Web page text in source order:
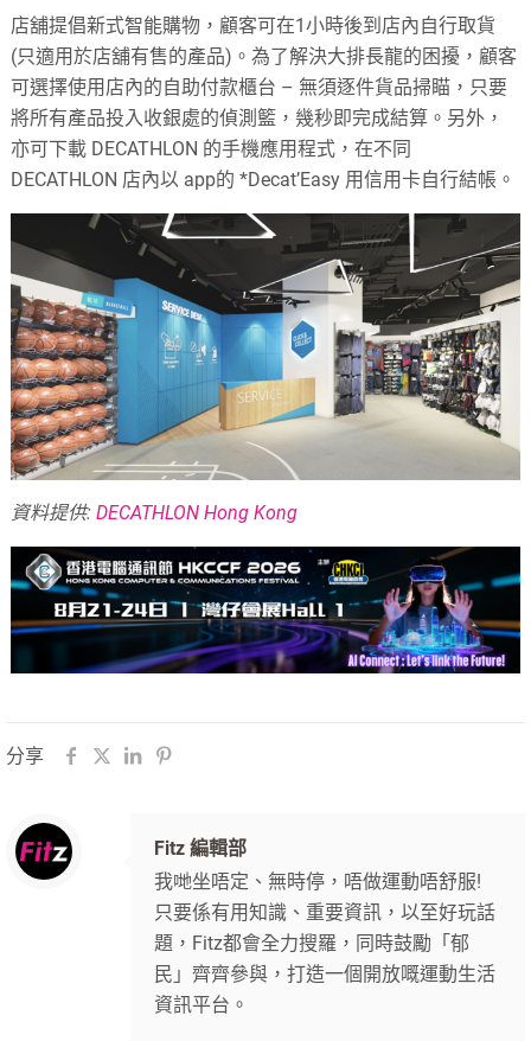
店舖提倡新式智能購物，顧客可在1小時後到店內自行取貨
(只適用於店舖有售的產品)。為了解決大排長龍的困擾，顧客
可選擇使用店內的自助付款櫃台 – 無須逐件貨品掃瞄，只要
將所有產品投入收銀處的偵測籃，幾秒即完成結算。另外，
亦可下載 DECATHLON 的手機應用程式，在不同
DECATHLON 店內以 app的 *Decat’Easy 用信用卡自行結帳。
資料提供:DECATHLON Hong Kong
分享
Fitz 編輯部
我哋坐唔定、無時停，唔做運動唔舒服!
只要係有用知識、重要資訊，以至好玩話
題，Fitz都會全力搜羅，同時鼓勵「郁
民」齊齊參與，打造一個開放嘅運動生活
資訊平台。